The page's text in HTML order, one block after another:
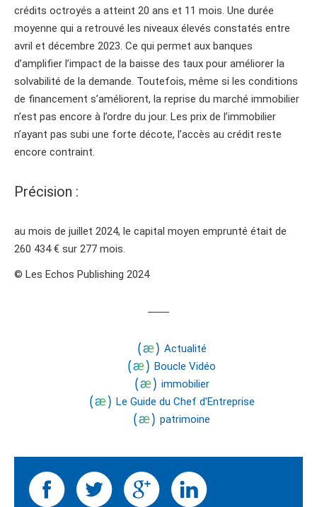
crédits octroyés a atteint 20 ans et 11 mois. Une durée
moyenne qui a retrouvé les niveaux élevés constatés entre
avril et décembre 2023. Ce qui permet aux banques
d’amplifier l’impact de la baisse des taux pour améliorer la
solvabilité de la demande. Toutefois, même si les conditions
de financement s’améliorent, la reprise du marché immobilier
n’est pas encore à l’ordre du jour. Les prix de l’immobilier
n’ayant pas subi une forte décote, l’accès au crédit reste
encore contraint.
Précision :
au mois de juillet 2024, le capital moyen emprunté était de
260 434 € sur 277 mois.
© Les Echos Publishing 2024
Actualité
Boucle Vidéo
immobilier
Le Guide du Chef d'Entreprise
patrimoine